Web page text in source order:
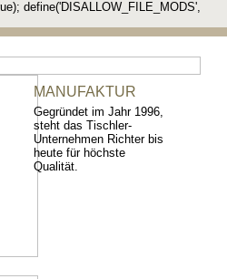
define('DISALLOW_FILE_MODS',
MANUFAKTUR
Gegründet im Jahr 1996,
steht das Tischler-
Unternehmen Richter bis
heute für höchste
Qualität.